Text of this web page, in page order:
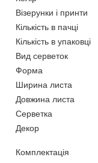
Візерунки і принти
Кількість в пачці
Кількість в упаковці
Вид серветок
Форма
Ширина листа
Довжина листа
Серветка
Декор
Комплектація